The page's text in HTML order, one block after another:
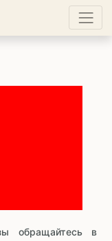
обращайтесь в